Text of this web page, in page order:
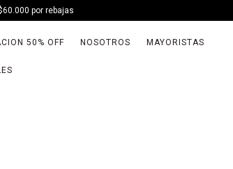
por rebajas
50% OFF NOSOTROS MAYORISTAS